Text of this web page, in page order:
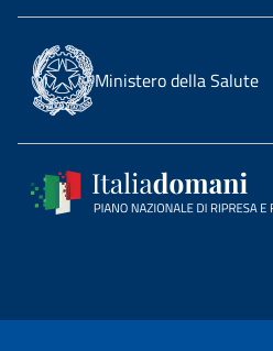
Ministero della Salute